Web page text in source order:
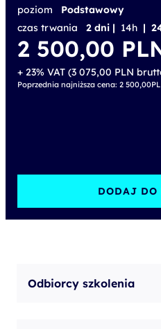
poziom
Podstawowy
czas trwania
2 dni | 14h |
2 500,00
+ 23% VAT (3 075,00 PLN
Poprzednia najniższa cena: 2 500,00
DODAJ DO
Odbiorcy szkolenia